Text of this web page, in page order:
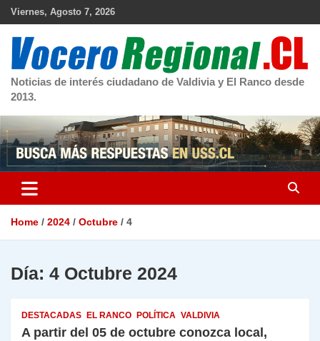
Skip
Viernes, Agosto 7, 2026
Noticias de interés ciudadano de Valdivia y El Ranco desde
2013.
Home 2024 Octubre 4
Día: 4 Octubre 2024
DESTACADAS EL RANCO POLÍTICA VALDIVIA
A partir del 05 de octubre conozca local,